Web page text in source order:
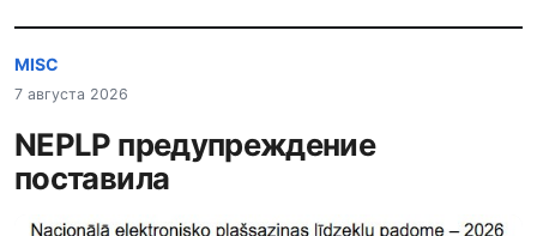
MISC
7 августа 2026
NEPLP предупреждение
поставила